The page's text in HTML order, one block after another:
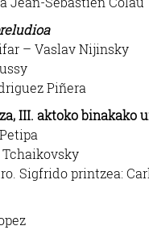
– Vaslav Nijinsky
Piñera
III. aktoko binakako
Sigfrido printzea: